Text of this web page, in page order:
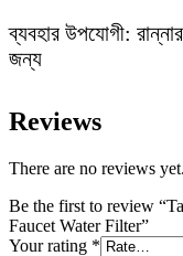
ব্যবহার উপযোগী:
জন্য
Reviews
There are no reviews yet.
Be the first to review
Faucet Water Filter”
Your rating *